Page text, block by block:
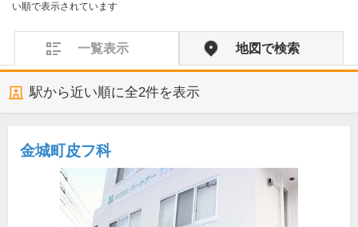
い順で表示されています
一覧表示 地図で検索
駅から近い順に全2件を表示
金城町皮フ科